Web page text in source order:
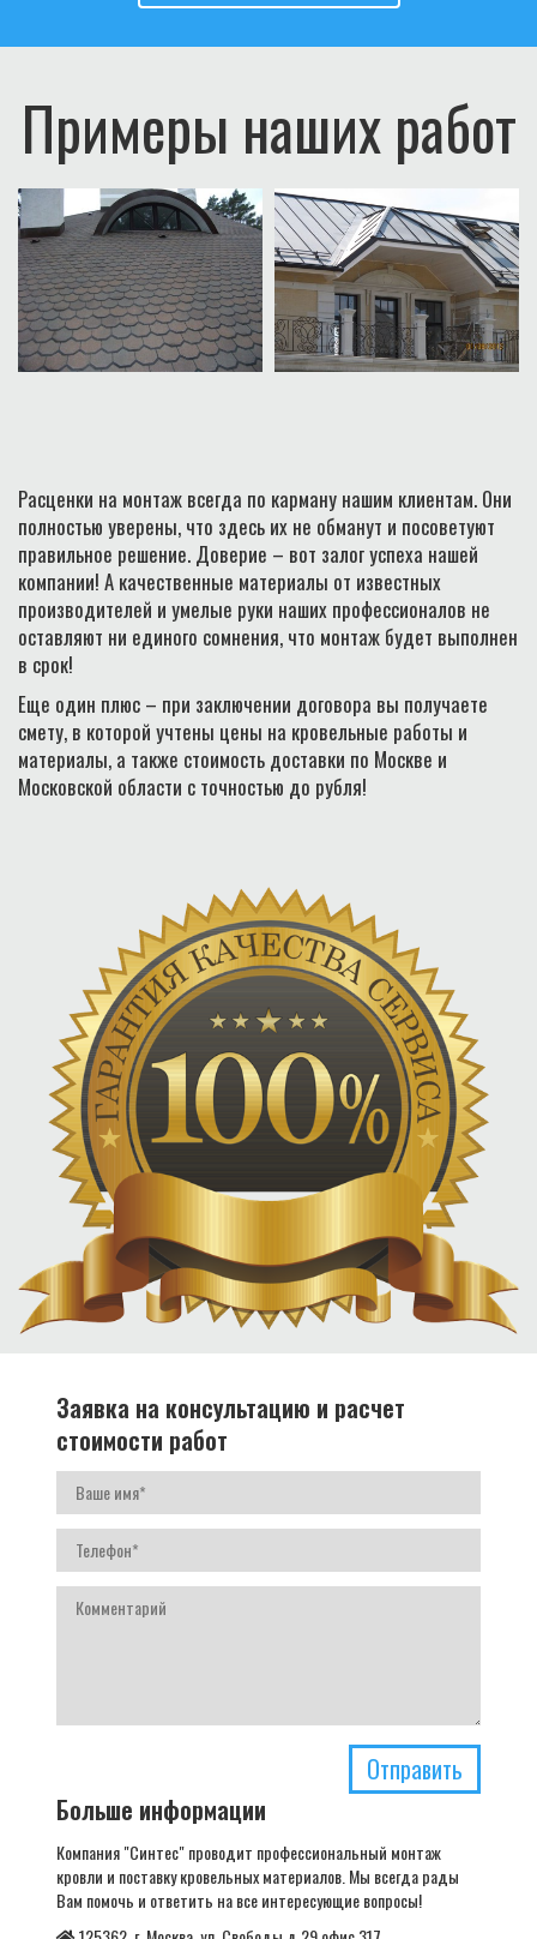
Примеры наших работ
Расценки на монтаж всегда по карману нашим клиентам. Они
полностью уверены, что здесь их не обманут и посоветуют
правильное решение. Доверие – вот залог успеха нашей
компании! А качественные материалы от известных
производителей и умелые руки наших профессионалов не
оставляют ни единого сомнения, что монтаж будет выполнен
в срок!
Еще один плюс – при заключении договора вы получаете
смету, в которой учтены цены на кровельные работы и
материалы, а также стоимость доставки по Москве и
Московской области с точностью до рубля!
Заявка на консультацию и расчет
стоимости работ
Отправить
Больше информации
Компания "Синтес" проводит профессиональный монтаж
кровли и поставку кровельных материалов. Мы всегда рады
Вам помочь и ответить на все интересующие вопросы!